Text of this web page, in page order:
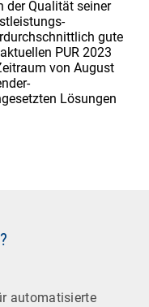
der Qualität seiner
gute
PUR 2023
von August
Lösungen
automatisierte